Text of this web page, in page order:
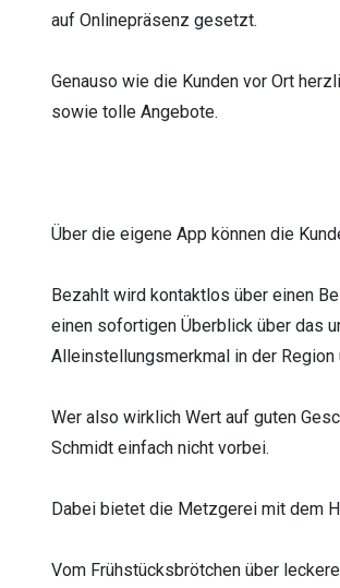
auf Onlinepräsenz gesetzt.
Genauso wie die Kunden vor Ort
sowie tolle Angebote.
Über die eigene App können die
Bezahlt wird kontaktlos über einen
einen sofortigen Überblick über das
Alleinstellungsmerkmal in der
Wer also wirklich Wert auf guten
Schmidt einfach nicht vorbei.
Dabei bietet die Metzgerei mit dem
Vom Frühstücksbrötchen über